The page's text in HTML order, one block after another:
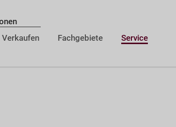
Verkaufen Fachgebiete Service